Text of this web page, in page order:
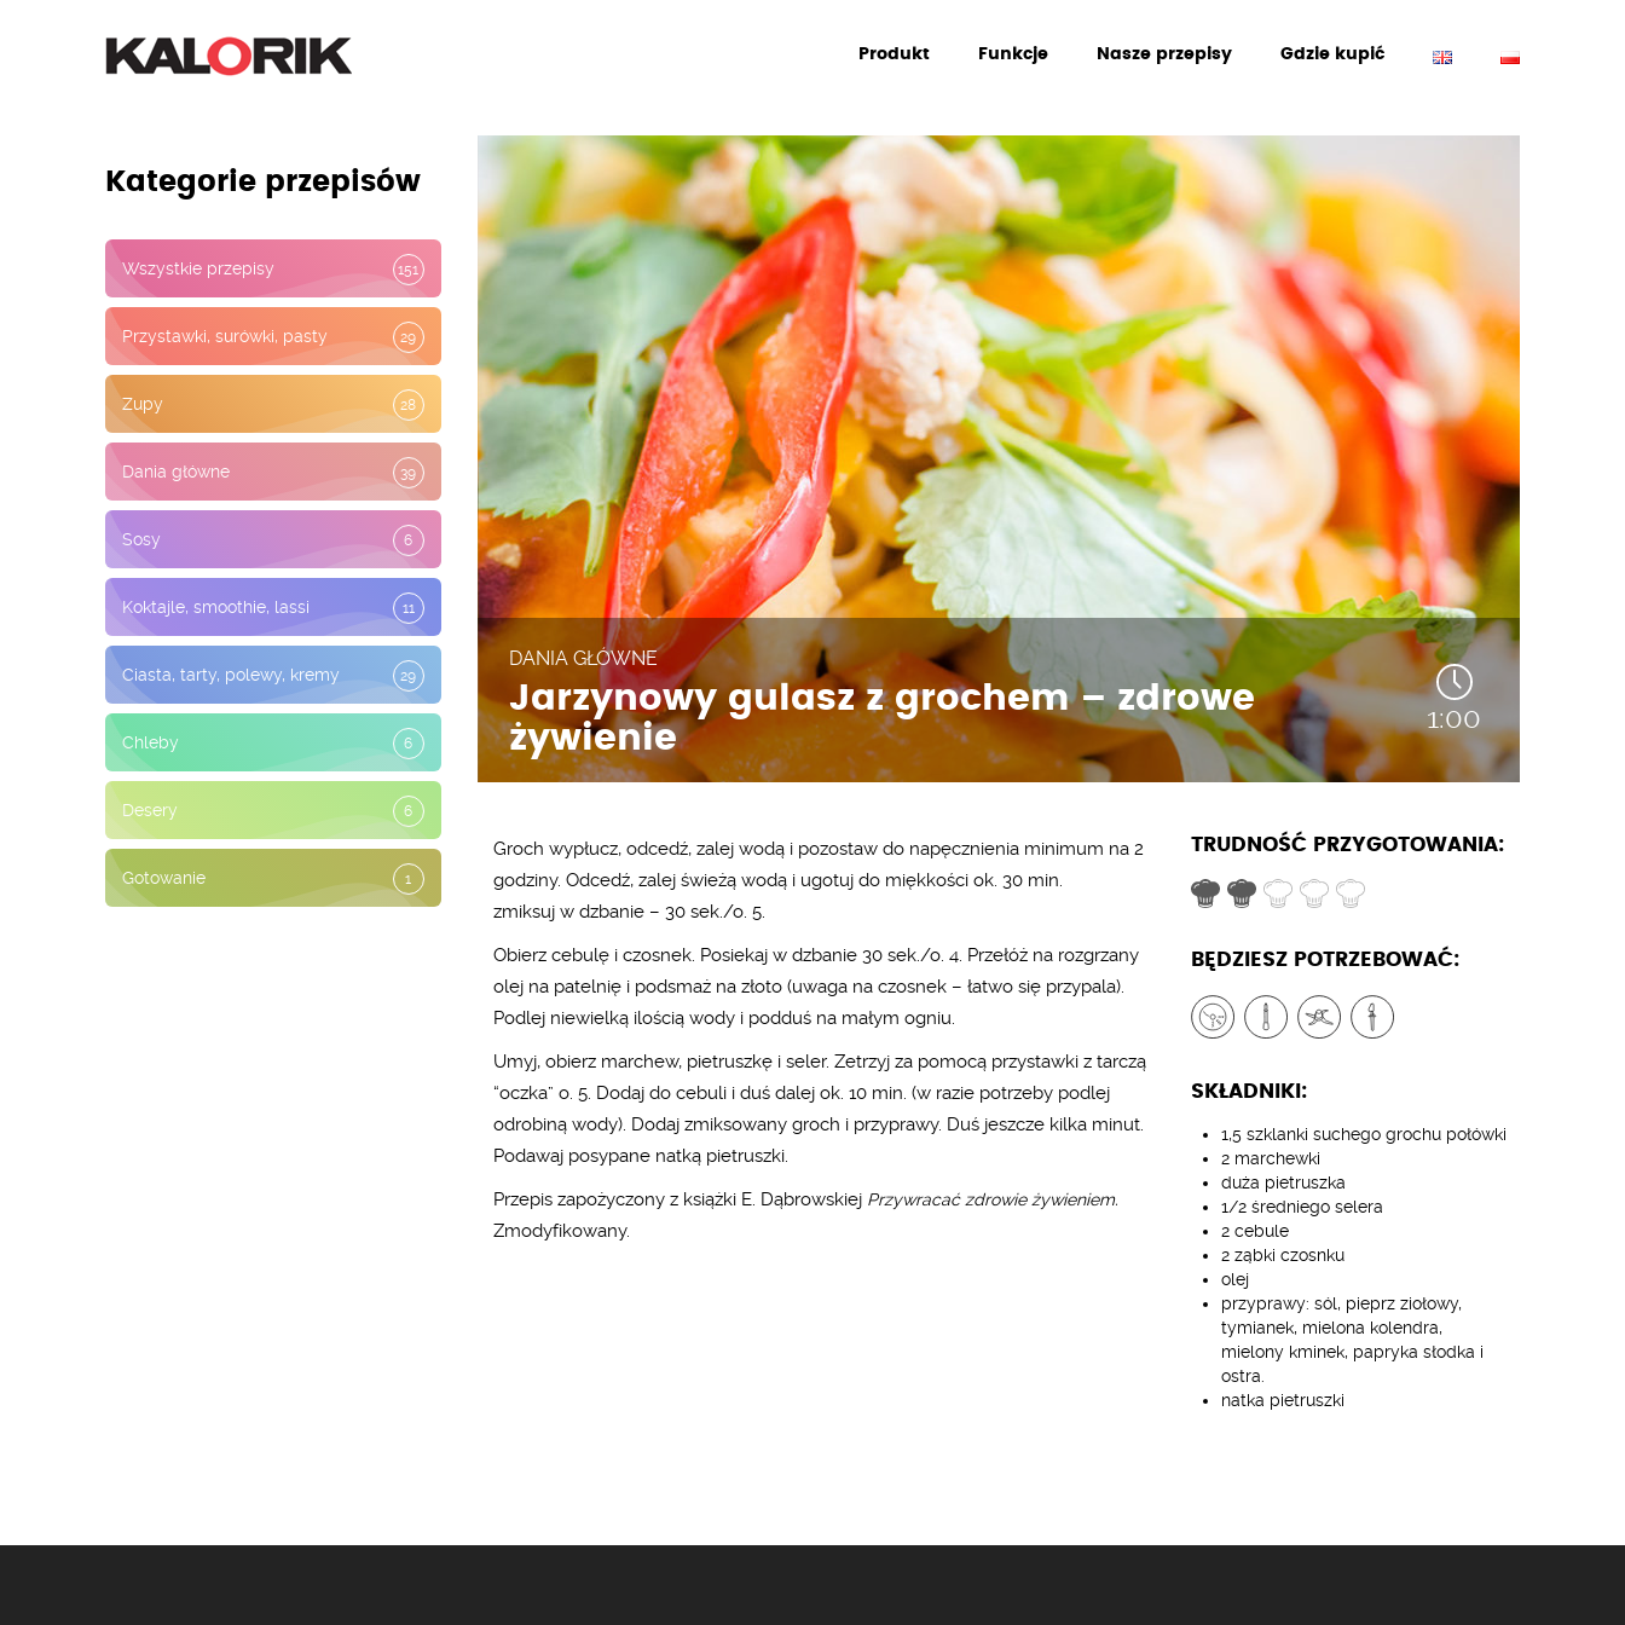
Produkt Funkcje Nasze przepisy Gdzie kupić
Kategorie przepisów
Wszystkie przepisy 151
29
Przystawki, surówki, pasty
28
Zupy
39
Dania główne
6
Sosy
11
Koktajle, smoothie, lassi
29
Ciasta, tarty, polewy, kremy
6
Chleby
6
Desery
1
Gotowanie
DANIA GŁÓWNE
Jarzynowy gulasz z grochem – zdrowe
żywienie
1:00
Groch wypłucz, odcedź, zalej wodą i pozostaw do napęcznienia minimum na 2
godziny. Odcedź, zalej świeżą wodą i ugotuj do miękkości ok. 30 min.
zmiksuj w dzbanie – 30 sek./o. 5.
Obierz cebulę i czosnek. Posiekaj w dzbanie 30 sek./o. 4. Przełóż na rozgrzany
olej na patelnię i podsmaż na złoto (uwaga na czosnek – łatwo się przypala).
Podlej niewielką ilością wody i podduś na małym ogniu.
Umyj, obierz marchew, pietruszkę i seler. Zetrzyj za pomocą przystawki z tarczą
“oczka” o. 5. Dodaj do cebuli i duś dalej ok. 10 min. (w razie potrzeby podlej
odrobiną wody). Dodaj zmiksowany groch i przyprawy. Duś jeszcze kilka minut.
Podawaj posypane natką pietruszki.
Przepis zapożyczony z książki E. Dąbrowskiej Przywracać zdrowie żywieniem.
Zmodyfikowany.
TRUDNOŚĆ PRZYGOTOWANIA:
BĘDZIESZ POTRZEBOWAĆ:
SKŁADNIKI:
1,5 szklanki suchego grochu połówki
2 marchewki
duża pietruszka
1/2 średniego selera
2 cebule
2 ząbki czosnku
olej
przyprawy: sól, pieprz ziołowy,
tymianek, mielona kolendra,
mielony kminek, papryka słodka i
ostra.
natka pietruszki